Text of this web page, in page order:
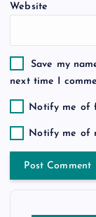
Website
Save my
next time I
Notify me of
Notify me of